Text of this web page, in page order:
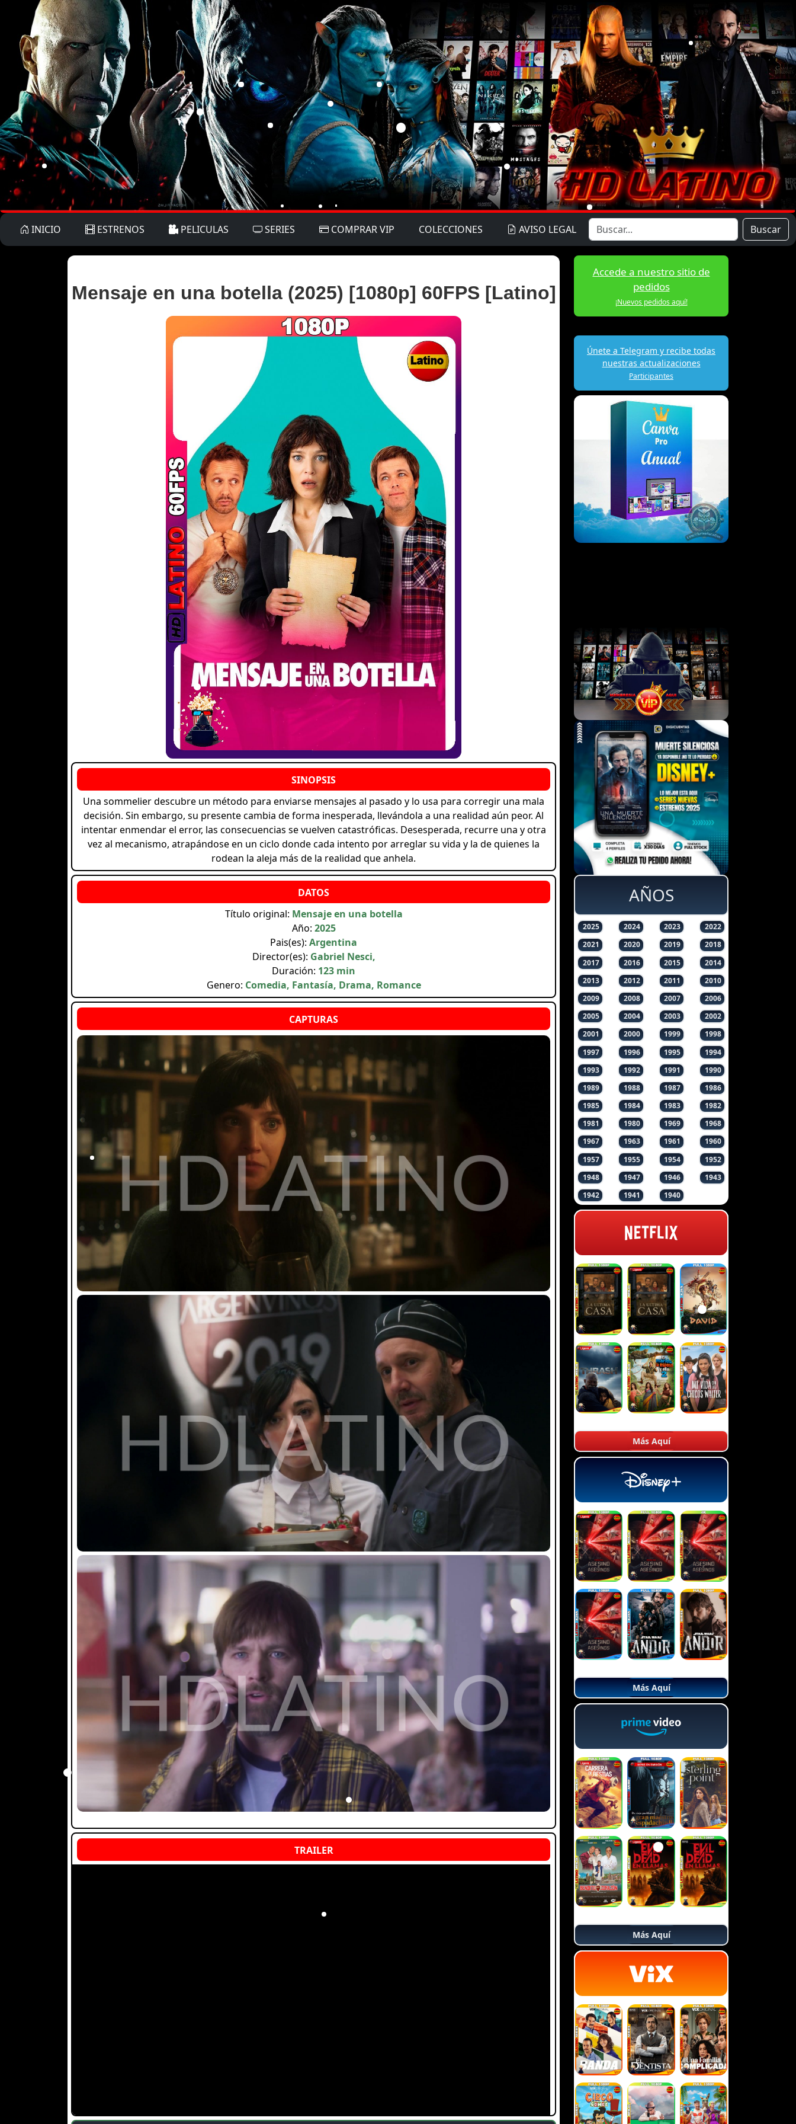
INICIO ESTRENOS PELICULAS SERIES COMPRAR VIP COLECCIONES AVISO LEGAL Buscar
Mensaje en una botella (2025) [1080p] 60FPS [Latino]
Una sommelier descubre un método para enviarse mensajes al pasado y lo usa para corregir una mala
decisión. Sin embargo, su presente cambia de forma inesperada, llevándola a una realidad aún peor. Al
intentar enmendar el error, las consecuencias se vuelven catastróficas. Desesperada, recurre una y otra
vez al mecanismo, atrapándose en un ciclo donde cada intento por arreglar su vida y la de quienes la
rodean la aleja más de la realidad que anhela.
Título original: Mensaje en una botella
Año: 2025
Pais(es): Argentina
Director(es): Gabriel Nesci,
Duración: 123 min
Genero: Comedia, Fantasía, Drama, Romance
Accede a nuestro sitio de
pedidos
¡Nuevos pedidos aquí!
Únete a Telegram y recibe todas
nuestras actualizaciones
Participantes
AÑOS
2025 2024 2023
2022
2021
2020 2019
2018
2017
2016 2015
2014
2013
2012 2011
2010
2009
2008 2007
2006
2005
2004 2003
2002
2001
2000 1999
1998
1997
1996 1995
1994
1993
1992 1991
1990
1989
1988 1987
1986
1985
1984 1983
1982
1981
1980 1969
1968
1967
1963 1961
1960
1957
1955 1954
1952
1948
1947 1946
1943
1942
1941 1940
Más Aquí
Más Aquí
Más Aquí